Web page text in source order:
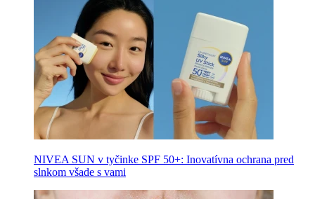
NIVEA SUN v tyčinke SPF 50+: Inovatívna ochrana pred
slnkom všade s vami